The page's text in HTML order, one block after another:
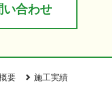
い合わせ
要
施工実績